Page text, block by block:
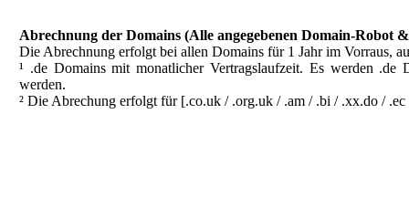
Abrechnung der Domains (Alle angegebenen Domain-Robot
Die Abrechnung erfolgt bei allen Domains für 1 Jahr im Vorraus,
¹ .de Domains mit monatlicher Vertragslaufzeit. Es werden .de
werden.
² Die Abrechung erfolgt für [.co.uk / .org.uk / .am / .bi / .xx.do /